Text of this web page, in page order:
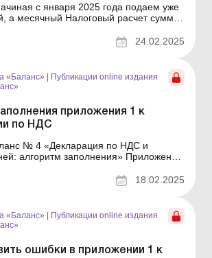
с января 2025 года подаем уже
а месячный Налоговый расчет сумм
– физических лиц, и сумм
них налога, а также сумм
24.02.2025
«Баланс»
Публикации online издания
приложения 1 к
по НДС
№ 4 «Декларация по НДС и
алгоритм заполнения» Приложение
для расшифровки налоговых
в отношении налоговых
в Един...
18.02.2025
«Баланс»
Публикации online издания
ошибки в приложении 1 к